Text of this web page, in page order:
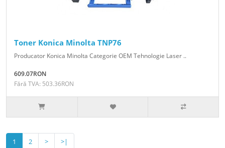
Toner Konica Minolta TNP76
Producator Konica Minolta Categorie OEM Tehnologie Laser ..
609.07RON
Fără TVA: 503.36RON
1 2 > >|